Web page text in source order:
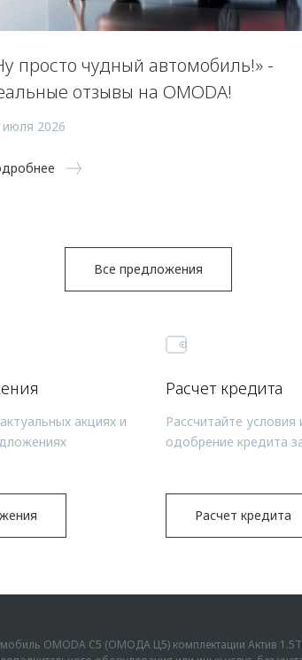
просто чудный автомобиль!» -
отзывы на OMODA!
июля 2026
Все предложения
акциях и
Расчет кредита
Рассчитайте условия
одобрение кредита
Расчет кредита
OMODA C5 (ОМОДА Ц5) комплектации Актив